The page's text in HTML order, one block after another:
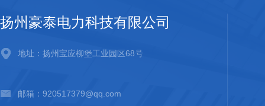
扬州豪泰电力科技有限公司
地址：扬州宝应柳堡工业园区68号
邮箱：920517379@qq.com